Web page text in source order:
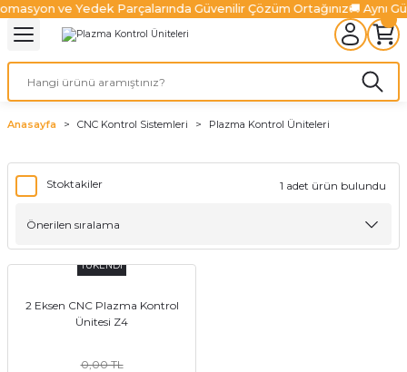
ve Yedek Parçalarında Güvenilir Çözüm Ortağınız🚚 Aynı
Geri Dön
Sistemleri
Üniteleri
Geri Dön
Geri Dön
Ürünleri Fiber Lazer Ürünleri
Fiber Lazer Kesim Kafaları
Fiber Lazer Koruyucu Camlar
Ürünleri
Geri Dön
Geri Dön
Sistemleri
Geri Dön
Ürünleri
Anasayfa CNC Kontrol Sistemleri Plazma Kontrol Üniteleri
Stoktakiler 1 adet ürün bulundu
TÜKENDİ
2 Eksen CNC Plazma Kontrol
Ünitesi Z4
0,00 TL